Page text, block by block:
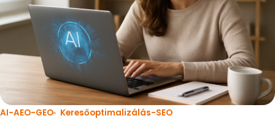
AI-AEO-GEO Keresőoptimalizálás-SEO